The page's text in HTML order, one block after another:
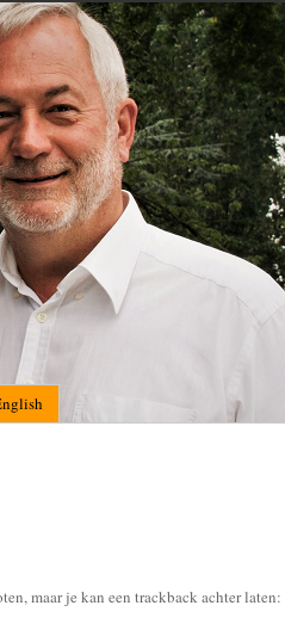
maar je kan een trackback achter laten: